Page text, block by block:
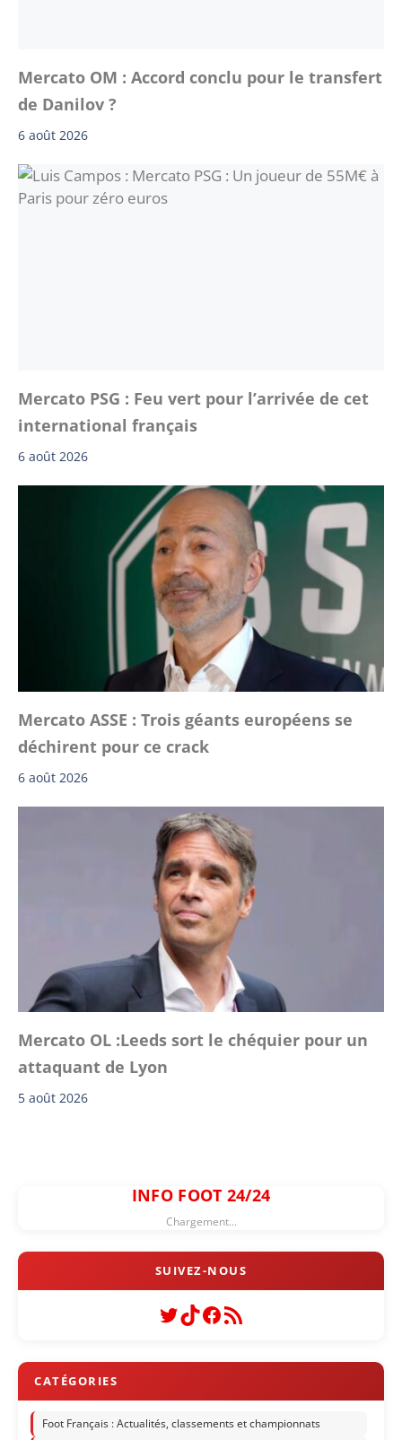
Mercato OM : Accord conclu pour le transfert
de Danilov ?
6 août 2026
Mercato PSG : Feu vert pour l’arrivée de cet
international français
6 août 2026
Mercato ASSE : Trois géants européens se
déchirent pour ce crack
6 août 2026
Mercato OL :Leeds sort le chéquier pour un
attaquant de Lyon
5 août 2026
INFO FOOT 24/24
Chargement...
Twitter
TikTok
Facebook
Flux RSS
Foot Français : Actualités, classements et championnats